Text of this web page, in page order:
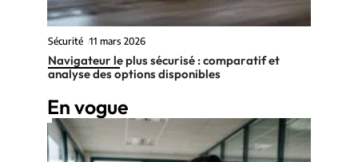
Sécurité 11 mars 2026
Navigateur le plus sécurisé : comparatif et
analyse des options disponibles
En vogue